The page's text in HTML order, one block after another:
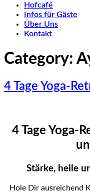
Hofcafé
Infos für Gäste
Über Uns
Kontakt
Category:
4 Tage Yoga-
4 Tage Yoga-
Stärke, heile
Hole Dir ausreichend